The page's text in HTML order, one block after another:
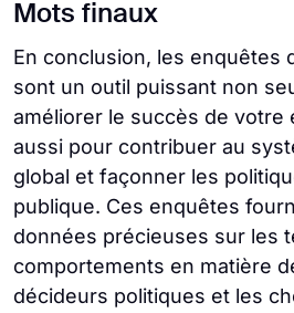
Mots finaux
En conclusion, les enquêtes
sont un outil puissant non
améliorer le succès de votre
aussi pour contribuer au
global et façonner les
publique. Ces enquêtes
données précieuses sur les
comportements en matière
décideurs politiques et les